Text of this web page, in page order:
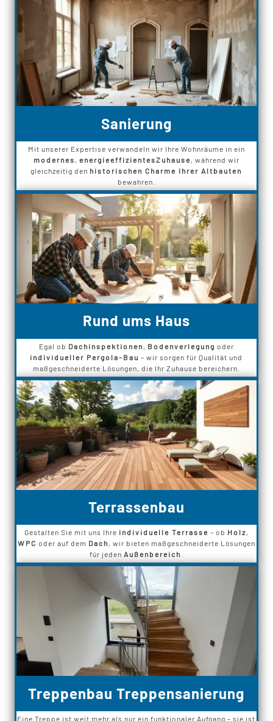
Sanierung
Mit unserer Expertise verwandeln wir Ihre Wohnräume in ein
modernes , energieeffizientesZuhause , während wir
gleichzeitig den historischen Charme Ihrer Altbauten
bewahren.
Rund ums Haus
Egal ob Dachinspektionen Bodenverlegung oder
individueller Pergola-Bau – wir sorgen für Qualität und
maßgeschneiderte Lösungen, die Ihr Zuhause bereichern.
Terrassenbau
Gestalten Sie mit uns Ihre individuelle Terrasse – ob Holz,
WPC oder auf dem Dach , wir bieten maßgeschneiderte Lösungen
für jeden Außenbereich
Treppenbau Treppensanierung
Eine Treppe ist weit mehr als nur ein funktionaler Aufgang – sie ist